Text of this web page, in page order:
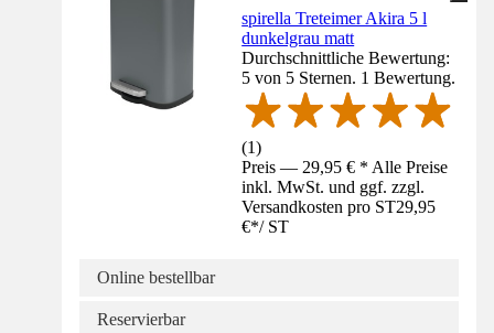
spirella Treteimer Akira 5 l
dunkelgrau matt
Durchschnittliche Bewertung:
5 von 5 Sternen. 1 Bewertung.
(1)
Preis — 29,95 € * Alle Preise
inkl. MwSt. und ggf. zzgl.
Versandkosten pro ST29,95
€*/ ST
Online bestellbar
Reservierbar